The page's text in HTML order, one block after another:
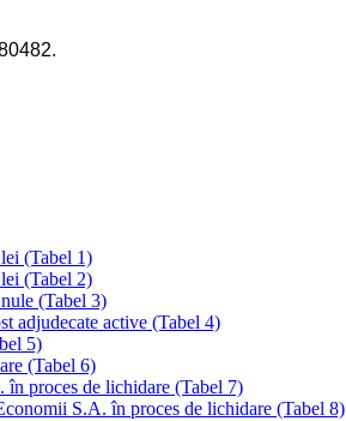
(Tabel 1)
(Tabel 2)
(Tabel 3)
adjudecate active (Tabel 4)
5)
(Tabel 6)
în proces de lichidare (Tabel 7)
S.A. în proces de lichidare (Tabel 8)